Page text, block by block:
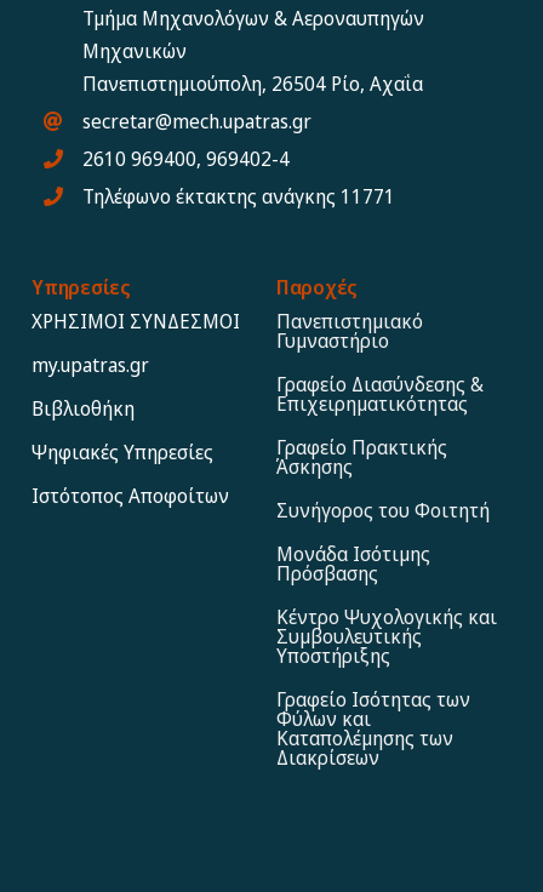
Τμήμα Μηχανολόγων & Αεροναυπηγών
Μηχανικών
Πανεπιστημιούπολη, 26504 Ρίο, Αχαΐα
secretar@mech.upatras.gr
2610 969400, 969402-4
Τηλέφωνο έκτακτης ανάγκης 11771
Υπηρεσίες
ΧΡΗΣΙΜΟΙ ΣΥΝΔΕΣΜΟΙ
my.upatras.gr
Βιβλιοθήκη
Ψηφιακές Υπηρεσίες
Ιστότοπος Αποφoίτων
Παροχές
Πανεπιστημιακό
Γυμναστήριο
Γραφείο Διασύνδεσης &
Επιχειρηματικότητας
Γραφείο Πρακτικής
Άσκησης
Συνήγορος του Φοιτητή
Μονάδα Ισότιμης
Πρόσβασης
Κέντρο Ψυχολογικής και
Συμβουλευτικής
Υποστήριξης
Γραφείο Ισότητας των
Φύλων και
Καταπολέμησης των
Διακρίσεων